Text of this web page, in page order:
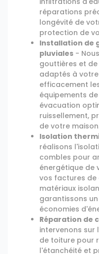
réparations
longévité de
protection de
Installation de
pluviales -
gouttières et
adaptés à
efficacement
équipements
évacuation
ruissellement,
de votre
Isolation
réalisons
combles pour
énergétique de
vos factures de
matériaux
garantissons
économies
Réparation de
intervenons sur
de toiture pour
l'étanchéité et